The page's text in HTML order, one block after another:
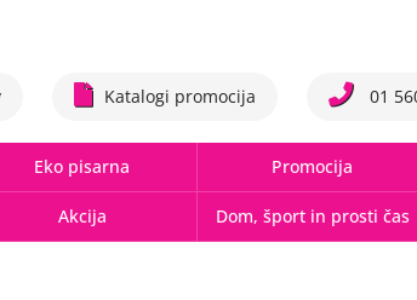
Katalogi promocija 01
Eko pisarna Promocija
Akcija Dom, šport in prosti čas